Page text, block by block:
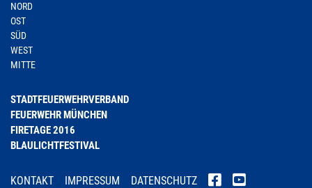
NORD
OST
SÜD
WEST
MITTE
STADTFEUERWEHRVERBAND
FEUERWEHR MÜNCHEN
FIRETAGE 2016
BLAULICHTFESTIVAL
KONTAKT IMPRESSUM DATENSCHUTZ